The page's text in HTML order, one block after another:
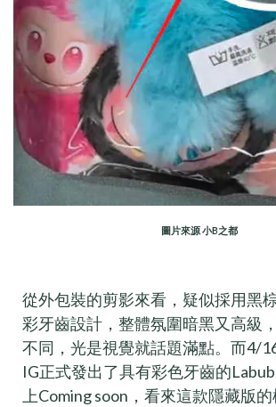
圖片來源 小B之都
從外包裝的剪影來看，疑似採用黑
彩牙齒設計，整體氛圍暗黑又高級
不同，光是視覺就話題滿點。而4/
IG正式發出了具有彩色牙齒的
上Coming soon，看來這款隱藏版